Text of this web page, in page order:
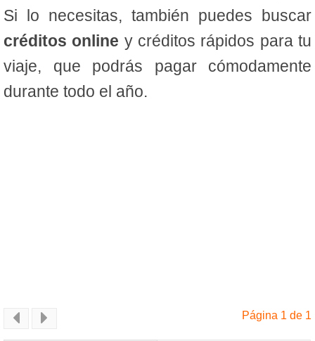
Si lo necesitas, también puedes buscar
créditos online y créditos rápidos para tu
viaje, que podrás pagar cómodamente
durante todo el año.
Página 1 de 1